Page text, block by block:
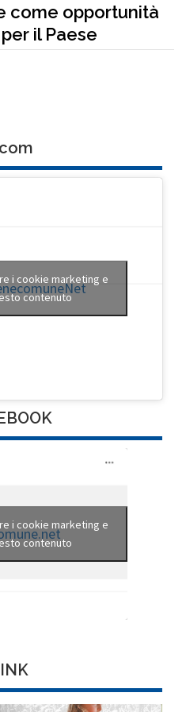
come opportunità
il Paese
i cookie marketing e
contenuto
i cookie marketing e
contenuto